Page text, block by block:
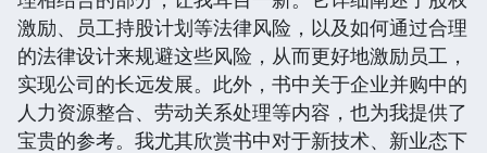
激励、员工持股计划等法律风险，以及如何通过合理
的法律设计来规避这些风险，从而更好地激励员工，
实现公司的长远发展。此外，书中关于企业并购中的
人力资源整合、劳动关系处理等内容，也为我提供了
宝贵的参考。我尤其欣赏书中对于新技术、新业态下